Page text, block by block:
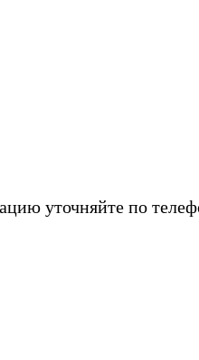
уточняйте по